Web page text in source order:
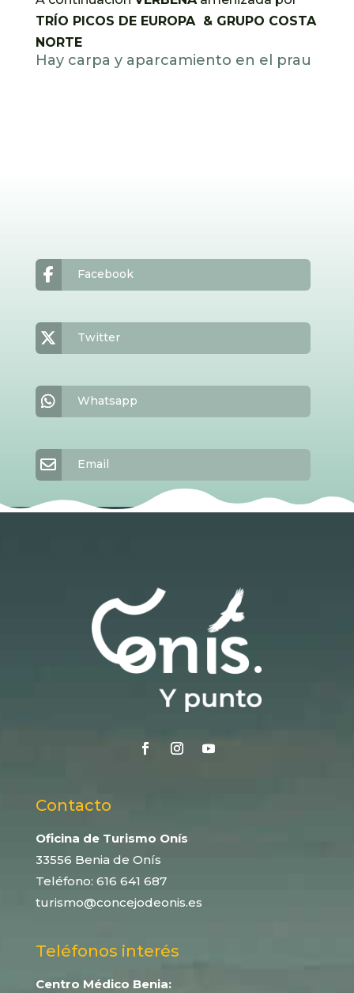
TRÍO PICOS DE EUROPA & GRUPO COSTA
NORTE
Hay carpa y aparcamiento en el prau
Facebook
Twitter
Whatsapp
Email
Contacto
Oficina de Turismo Onís
33556 Benia de Onís
Teléfono: 616 641 687
turismo@concejodeonis.es
Teléfonos interés
Centro Médico Benia: